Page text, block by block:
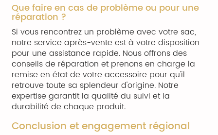
Que faire en cas de problème ou pour une
réparation ?
Si vous rencontrez un problème avec votre sac,
notre service après-vente est à votre disposition
pour une assistance rapide. Nous offrons des
conseils de réparation et prenons en charge la
remise en état de votre accessoire pour qu'il
retrouve toute sa splendeur d'origine. Notre
expertise garantit la qualité du suivi et la
durabilité de chaque produit.
Conclusion et engagement régional